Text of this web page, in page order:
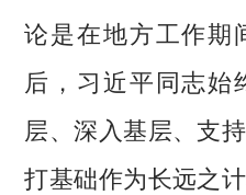
论是在地方工作期
后，习近平同志始
层、深入基层、支
打基础作为长远之